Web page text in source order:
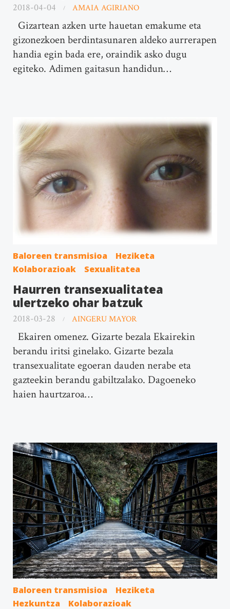
2018-04-04 AMAIA AGIRIANO
Gizartean azken urte hauetan emakume eta
gizonezkoen berdintasunaren aldeko aurrerapen
handia egin bada ere, oraindik asko dugu
egiteko. Adimen gaitasun handidun…
Baloreen transmisioa
Heziketa
Kolaborazioak
Sexualitatea
Haurren transexualitatea
ulertzeko ohar batzuk
2018-03-28 AINGERU MAYOR
Ekairen omenez. Gizarte bezala Ekairekin
berandu iritsi ginelako. Gizarte bezala
transexualitate egoeran dauden nerabe eta
gazteekin berandu gabiltzalako. Dagoeneko
haien haurtzaroa…
Baloreen transmisioa
Heziketa
Hezkuntza
Kolaborazioak